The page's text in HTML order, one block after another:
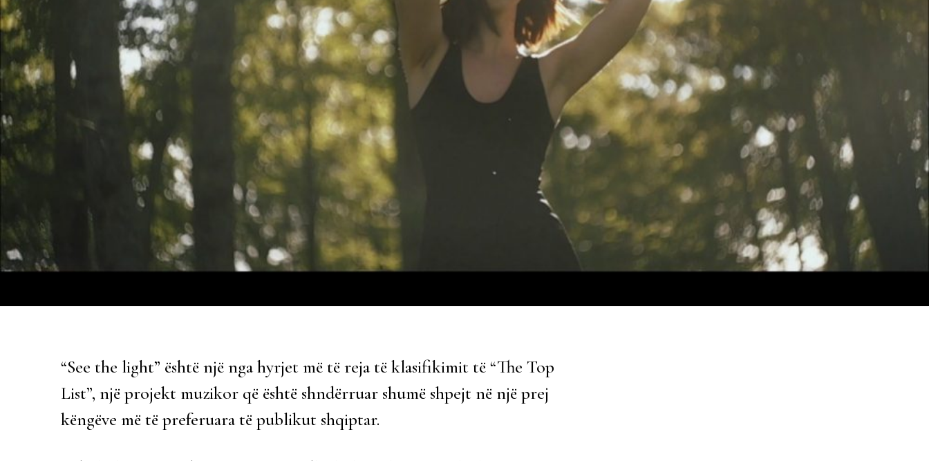
“See the light” është një nga hyrjet më të reja të klasifikimit të “The Top
List”, një projekt muzikor që është shndërruar shumë shpejt në një prej
këngëve më të preferuara të publikut shqiptar.